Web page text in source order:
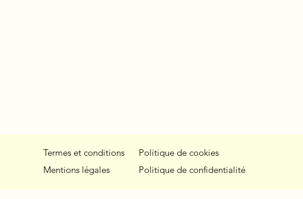
Termes et conditions
Mentions légales
Politique de cookies
Politique de confidentialité